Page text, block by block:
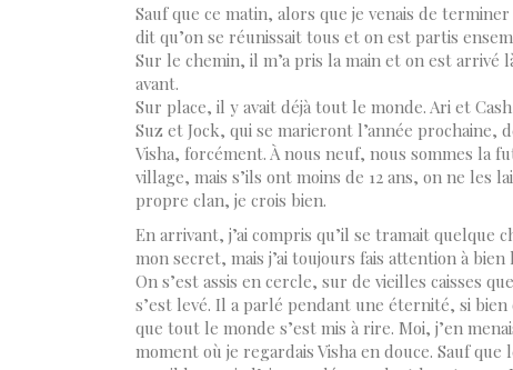
Sauf que ce matin, alors que je venais de
dit qu’on se réunissait tous et on est partis
Sur le chemin, il m’a pris la main et on est arrivé
avant.
Sur place, il y avait déjà tout le monde. Ari et
Suz et Jock, qui se marieront l’année prochaine,
Visha, forcément. À nous neuf, nous sommes la
village, mais s’ils ont moins de 12 ans, on ne les
propre clan, je crois bien.
En arrivant, j’ai compris qu’il se tramait quelque
mon secret, mais j’ai toujours fais attention à
On s’est assis en cercle, sur de vieilles caisses
s’est levé. Il a parlé pendant une éternité, si
que tout le monde s’est mis à rire. Moi, j’en
moment où je regardais Visha en douce. Sauf